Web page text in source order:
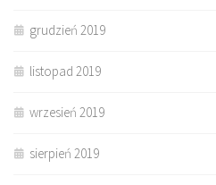
grudzień 2019
listopad 2019
wrzesień 2019
sierpień 2019